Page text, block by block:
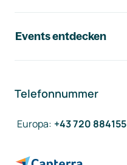
Events entdecken
Telefonnummer
Europa: +43 720 884155